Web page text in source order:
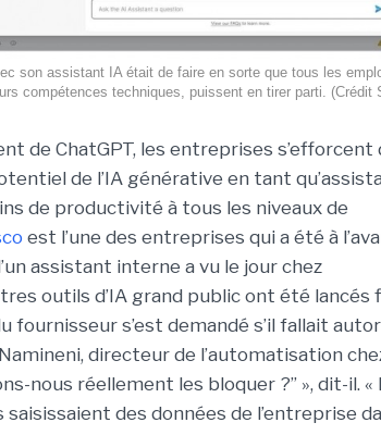
son assistant IA était de faire en sorte que tous les
compétences techniques, puissent en tirer parti. (Crédit
de ChatGPT, les entreprises s’efforcent
de l’IA générative en tant
de productivité à tous les niveaux de
est l’une des entreprises qui a été à
assistant interne a vu le jour chez
outils d’IA grand public ont été lancés
s’est demandé s’il fallait
, directeur de l’automatisation
nous réellement les bloquer ?” », dit-il. «
des données de l’entreprise